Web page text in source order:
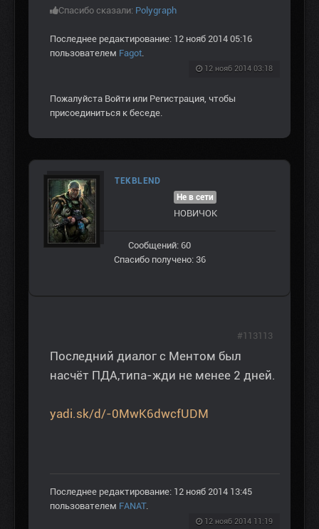
Спасибо сказали: Polygraph
Последнее редактирование: 12 нояб 2014 05:16
пользователем Fagot.
12 нояб 2014 03:18
Пожалуйста Войти или Регистрация, чтобы
присоединиться к беседе.
TEKBLEND
Не в сети
НОВИЧОК
Сообщений: 60
Спасибо получено: 36
Последний диалог с Ментом был
насчёт ПДА,типа-жди не менее 2 дней.
yadi.sk/d/-0MwK6dwcfUDM
Последнее редактирование: 12 нояб 2014 13:45
пользователем FANAT.
12 нояб 2014 11:19
#113113